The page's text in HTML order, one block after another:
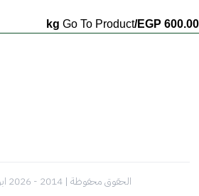
EGP 600.00
/kg
Go To Product
الحقوق محفوظة | 2014 - 2026 ابو الفضل ستور